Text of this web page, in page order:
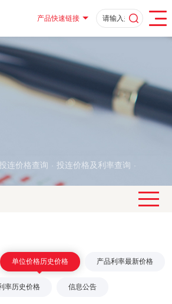
产品快速链接
连价格查询 · 投连价格及利率查询 ·
单位价格历史价格 产品利率最新价格
率历史价格 信息公告